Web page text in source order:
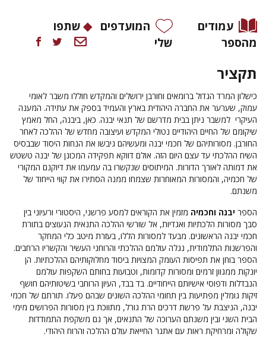
עמודים
מהספר
המועדפים
שלי
שתפו
תקציר
כישלון המרד הגדול ברומאים וחורבן ירושלים והמקדש חוללו משבר לאומי
עמוק, שערער את החברה היהודית בארץ והעמיד בספק את עתידה. המענה
העיקרי למשבר ניתן בבית מדרשם של תנאי יבנה. כאן, ביבנה, החל מאמץ
שיקומם של החיים היהודיים נטולי המקדש ועיצובה מחדש של ההלכה לאחר
החורבן. מסורותיהם של חכמי יבנה ומעשיהם גיבשו את הנחות היסוד שבבסיס
השיח ההלכתי עד עצם היום הזה. אולם דווקא תפקידה המכונן של יבנה טשטש
את דמותה לאורך הדורות. המיתוסים שנקשרו בה עמעמו את דיוקנם המקורי
של חכמיה, והמסורות המאוחרות שצמחו ממנה הסתירו את קווי הייחוד של
משנתם.
הספר יבנה וחכמיה מזמין את הקוראים למסע פרשני, היסטורי ורעיוני בין
סבך מסורות הלכתיות ואגדיות, אל שורשי ההלכה התנאית הנעוצים בתורת
חכמי יבנה הראשונים. מבעד למסורות הללו, בעזרת מיטב כלי המחקר
והפרשנות התלמודית, נגלה עולמם ההלכתי והרוחני העשיר והקשריו הרחבים.
הספר בוחן את תפיסות העומק המצויות ביסוד מחלוקותיהם ההלכתיות. הן
יונקות ממגוון זרמים ומסורות קדומות, וטבועות בחותם השקפות עולמם
הנבדלות ודפוסי אישיותם הייחודיים. בד בבד, העיון הרוחבי בשיטותיהם חושף
זיקות גומלין מפתיעות בין תחומי ההלכה השונים שבהם פעלו. תורתם של חכמי
יבנה, הניצבת על פרשת דרכים הרת גורל, מתווכת בין מסורות הפרושים מימי
הבית השני ובין משנתם הערוכה של התנאים, אך גם משקפת התמודדות
שקולה ומרחיקת ראות עם אתגר החייאת עולם ההלכה והרוח היהודי.